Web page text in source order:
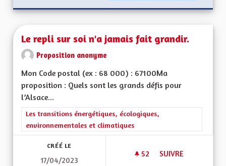
Le repli sur soi n'a jamais fait grandir.
Proposition anonyme
Mon Code postal (ex : 68 000) : 67100Ma
proposition : Quels sont les grands défis pour
l’Alsace...
Filtrer les résultats de la catégorie : Les transitions
Les transitions énergétiques, écologiques,
environnementales et climatiques
CRÉÉ LE
17/04/2023
52 52 ABONNÉS
SUIVRE